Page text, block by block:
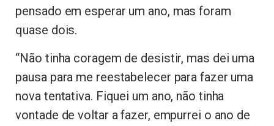
pensado em esperar um ano, mas foram
quase dois.
“Não tinha coragem de desistir, mas dei uma
pausa para me reestabelecer para fazer uma
nova tentativa. Fiquei um ano, não tinha
vontade de voltar a fazer, empurrei o ano de